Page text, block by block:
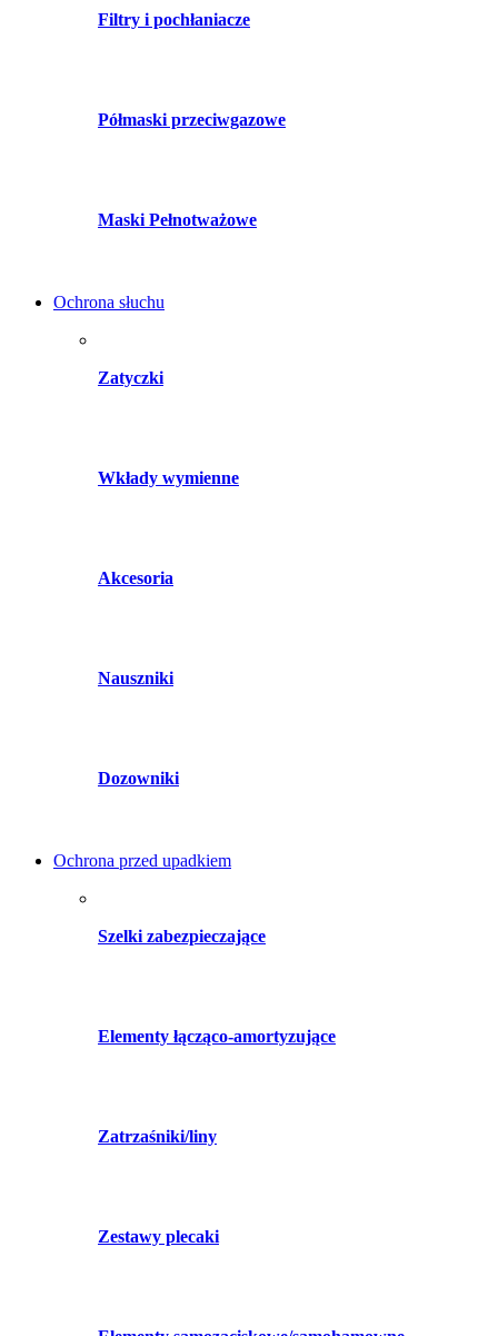
Filtry i pochłaniacze
Półmaski przeciwgazowe
Maski Pełnotważowe
Ochrona słuchu
Zatyczki
Wkłady wymienne
Akcesoria
Nauszniki
Dozowniki
Ochrona przed upadkiem
Szelki zabezpieczające
Elementy łącząco-amortyzujące
Zatrzaśniki/liny
Zestawy plecaki